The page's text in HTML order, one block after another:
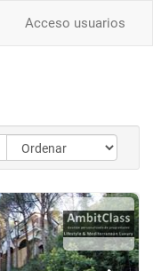
Acceso usuarios